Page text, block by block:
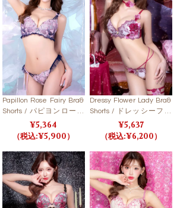
Papillon Rose Fairy Bra&
Shorts / パピヨンローズ
フェアリーブラ＆ショー
ツ 【LB5500】
5,364
5,900
Dressy Flower Lady Bra&
Shorts / ドレッシーフラ
ワーレディブラ＆ショー
ツ【LB5500】
5,637
6,200